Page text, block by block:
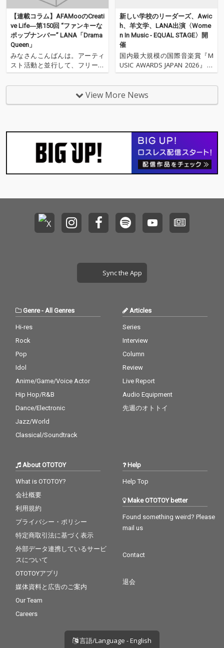
【連載コラム】AFAMooのCreati
ve Life―第150回 “ファンキーな
ポップナンバー” LANA「Drama
Queen」
みなさんこんばんは。アーティ
スト活動と並行して、フリーラ
イターとしてOTOTOYでニュー
ス記事を書いているAFAMooと
申します。今回も毎週更新中の
Spotifyプレイリスト「Tokyo C
新しい学校のリーダーズ、Awic
h、羊文学、LANA出演〈Wome
n In Music - EQUAL STAGE〉開
催
国内最大規模の国際音楽賞『M
USIC AWARDS JAPAN 2026』の
アワードウィーク期間中の2026
年6月9日(火)に、⾳楽業界にお
ける「ジェンダー‧エクイティ
（公平性）」を促進するイベン
View More News
Sync the App
Genre-All Genres
Hi-res
Rock
Pop
Idol
Anime/Game/Voice Actor
Hip Hop/R&B
Dance/Electronic
Jazz/World
Classical/Soundtrack
Articles
Series
Interview
Column
Review
Live Report
Audio Equipment
先週のオトトイ
About OTOTOY
What is OTOTOY?
会社概要
利用規約
プライバシー・ポリシー
特定商取引法に基づく表示
外部データ連携しているサービ
スについて
OTOTOYアプリ
媒体資料と広告のご案内
Our Team
Careers
Help
Help Top
Make OTOTOY better
Found something weird? Please
mail us
Contact
退会
言語/Language - English